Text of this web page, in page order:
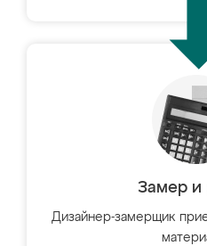
Замер и
Дизайнер-замерщик